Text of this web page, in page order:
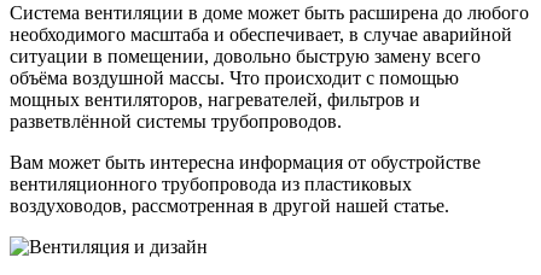
Система вентиляции в доме может быть расширена до любого
необходимого масштаба и обеспечивает, в случае аварийной
ситуации в помещении, довольно быструю замену всего
объёма воздушной массы. Что происходит с помощью
мощных вентиляторов, нагревателей, фильтров и
разветвлённой системы трубопроводов.
Вам может быть интересна информация от обустройстве
вентиляционного трубопровода из пластиковых
воздуховодов, рассмотренная в другой нашей статье.